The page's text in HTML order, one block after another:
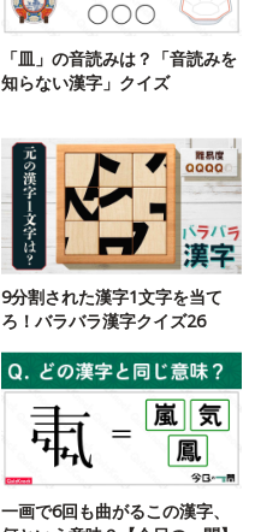
「皿」の音読みは？「音読みを
知らない漢字」クイズ
9分割された漢字1文字を当て
ろ！バラバラ漢字クイズ26
一画で6回も曲がるこの漢字、